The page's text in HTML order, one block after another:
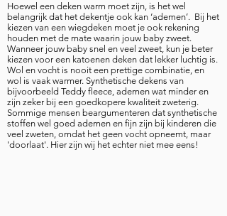
Hoewel een deken warm moet zijn, is het wel
belangrijk dat het dekentje ook kan ‘ademen’. Bij het
kiezen van een wiegdeken moet je ook rekening
houden met de mate waarin jouw baby zweet.
Wanneer jouw baby snel en veel zweet, kun je beter
kiezen voor een katoenen deken dat lekker luchtig is.
Wol en vocht is nooit een prettige combinatie, en
wol is vaak warmer. Synthetische dekens van
bijvoorbeeld Teddy fleece, ademen wat minder en
zijn zeker bij een goedkopere kwaliteit zweterig.
Sommige mensen beargumenteren dat synthetische
stoffen wel goed ademen en fijn zijn bij kinderen die
veel zweten, omdat het geen vocht opneemt, maar
'doorlaat'. Hier zijn wij het echter niet mee eens!